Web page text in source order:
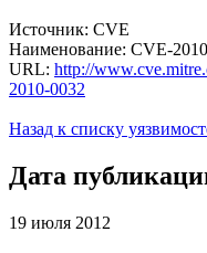
Источник: CVE
Наименование: CVE-
URL: http://
2010-0032
Назад к списку
Дата
19 июля 2012